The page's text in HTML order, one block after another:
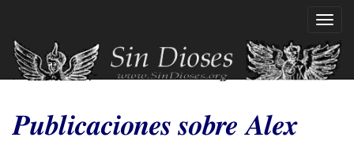
contenido
principal
Publicaciones sobre Alex